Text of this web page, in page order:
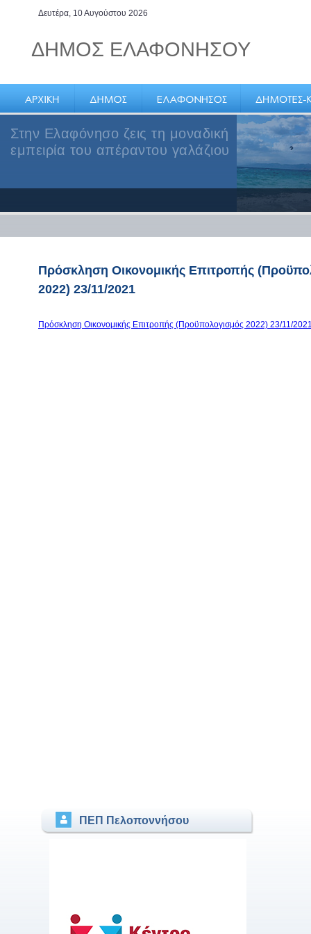
Δευτέρα, 10 Αυγούστου 2026
ΔΗΜΟΣ ΕΛΑΦΟΝΗΣΟΥ
Στην Ελαφόνησο ζεις τη μοναδική
εμπειρία του απέραντου γαλάζιου
Πρόσκληση Οικονομικής Επιτροπής
2022) 23/11/2021
Πρόσκληση Οικονομικής Επιτροπής (Προϋπολογισμός 2022) 23/11/
ΠΕΠ Πελοποννήσου